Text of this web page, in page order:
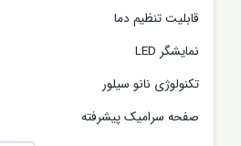
قابلیت تنظیم دما
نمایشگر LED
تکنولوژی نانو سیلور
صفحه سرامیک پیشرفته